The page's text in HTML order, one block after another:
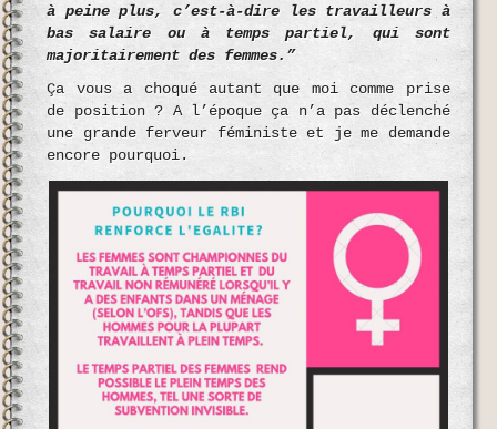
à peine plus, c’est-à-dire les travailleurs à
bas salaire ou à temps partiel, qui sont
majoritairement des femmes.”
Ça vous a choqué autant que moi comme prise
de position ? A l’époque ça n’a pas déclenché
une grande ferveur féministe et je me demande
encore pourquoi.